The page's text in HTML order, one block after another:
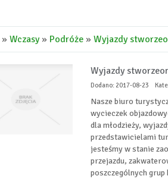
» Wczasy» Podróże » Wyjazdy
Wyjazdy
Dodano: 2017-08-23
Nasze biuro
wycieczek
dla młodzieży,
przedstawicielami
jesteśmy w stanie
przejazdu,
poszczególnych